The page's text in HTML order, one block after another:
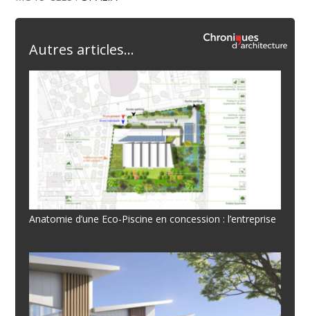
Autres articles...
Anatomie d’une Eco-Piscine en concession : l’entreprise